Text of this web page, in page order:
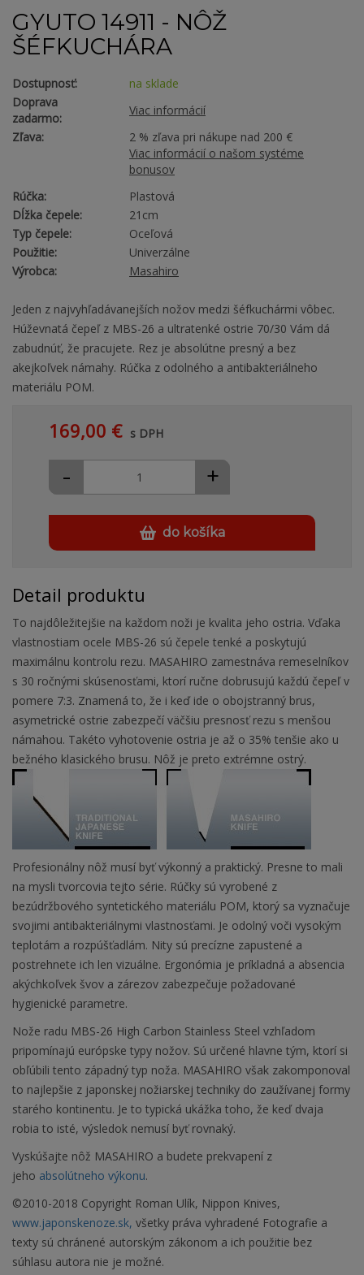
GYUTO 14911 - NÔŽ
ŠÉFKUCHÁRA
Dostupnosť:
na sklade
Doprava
zadarmo:
Viac informácií
Zľava:
2 % zľava pri nákupe nad 200 €
Viac informácií o našom systéme
bonusov
Rúčka:
Plastová
Dĺžka čepele:
21cm
Typ čepele:
Oceľová
Použitie:
Univerzálne
Výrobca:
Masahiro
Jeden z najvyhľadávanejších nožov medzi šéfkuchármi vôbec.
Húževnatá čepeľ z MBS-26 a ultratenké ostrie 70/30 Vám dá
zabudnúť, že pracujete. Rez je absolútne presný a bez
akejkoľvek námahy. Rúčka z odolného a antibakteriálneho
materiálu POM.
169,00 € s DPH
+
-
do košíka
Detail produktu
To najdôležitejšie na každom noži je kvalita jeho ostria. Vďaka
vlastnostiam ocele MBS-26 sú čepele tenké a poskytujú
maximálnu kontrolu rezu. MASAHIRO zamestnáva remeselníkov
s 30 ročnými skúsenosťami, ktorí ručne dobrusujú každú čepeľ v
pomere 7:3. Znamená to, že i keď ide o obojstranný brus,
asymetrické ostrie zabezpečí väčšiu presnosť rezu s menšou
námahou. Takéto vyhotovenie ostria je až o 35% tenšie ako u
bežného klasického brusu. Nôž je preto extrémne ostrý.
Profesionálny nôž musí byť výkonný a praktický. Presne to mali
na mysli tvorcovia tejto série. Rúčky sú vyrobené z
bezúdržbového syntetického materiálu POM, ktorý sa vyznačuje
svojimi antibakteriálnymi vlastnosťami. Je odolný voči vysokým
teplotám a rozpúšťadlám. Nity sú precízne zapustené a
postrehnete ich len vizuálne. Ergonómia je príkladná a absencia
akýchkoľvek švov a zárezov zabezpečuje požadované
hygienické parametre.
Nože radu MBS-26 High Carbon Stainless Steel vzhľadom
pripomínajú európske typy nožov. Sú určené hlavne tým, ktorí si
obľúbili tento západný typ noža. MASAHIRO však zakomponoval
to najlepšie z japonskej nožiarskej techniky do zaužívanej formy
starého kontinentu. Je to typická ukážka toho, že keď dvaja
robia to isté, výsledok nemusí byť rovnaký.
Vyskúšajte nôž MASAHIRO a budete prekvapení z
jeho absolútneho výkonu.
©2010-2018 Copyright Roman Ulík, Nippon Knives,
www.japonskenoze.sk, všetky práva vyhradené Fotografie a
texty sú chránené autorským zákonom a ich použitie bez
súhlasu autora nie je možné.